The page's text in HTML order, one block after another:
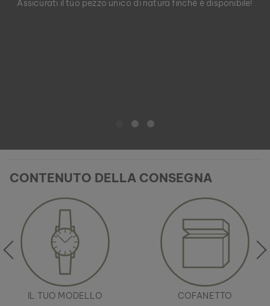
Assicurati il tuo pezzo unico di natura finché è disponibile!
CONTENUTO DELLA CONSEGNA
IL TUO MODELLO COFANETTO